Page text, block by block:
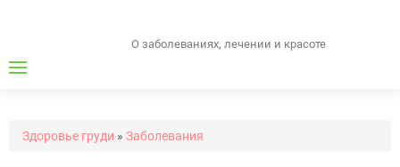
О заболеваниях, лечении и красоте
Здоровье груди » Заболевания